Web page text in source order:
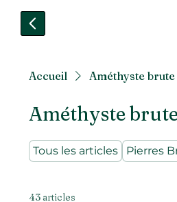
Accueil Améthyste brute
Améthyste
Tous les articles Pierres
43 articles